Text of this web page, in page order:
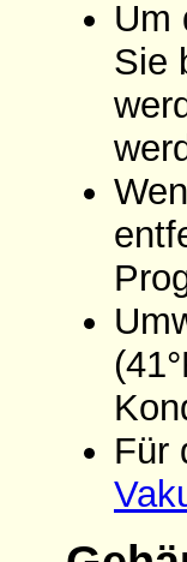
Um
Sie
Für